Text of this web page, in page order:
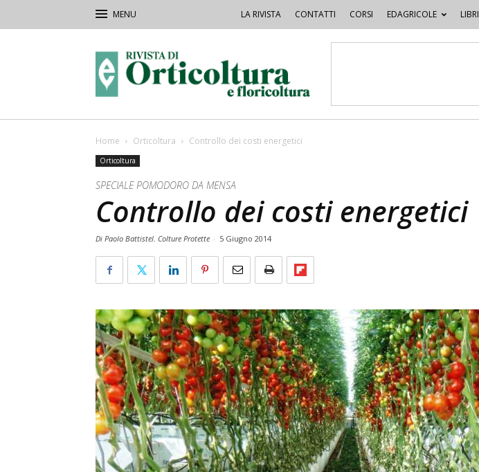
LA RIVISTA CONTATTI CORSI EDAGRICOLE LIBRI
Orticoltura
Home Orticoltura Controllo dei costi energetici
Orticoltura
SPECIALE POMODORO DA MENSA
Controllo dei costi energetici
Di Paolo Battistel. Colture Protette - 5 Giugno 2014